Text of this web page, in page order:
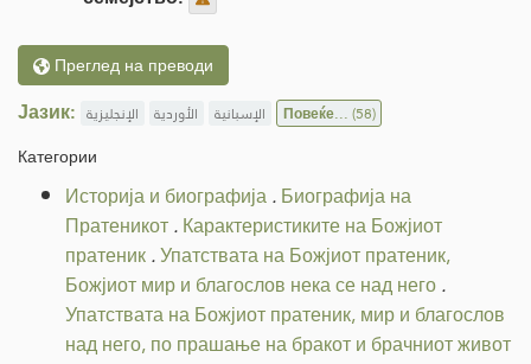
Преглед на преводи
Јазик: الإنجليزية الأوردية الإسبانية Повеќе...(58)
Категории
Историја и биографија.Биографија на
Пратеникот.Карактеристиките на Божјиот
пратеник.Упатствата на Божјиот пратеник,
Божјиот мир и благослов нека се над него.
Упатствата на Божјиот пратеник, мир и благослов
над него, по прашање на бракот и брачниот живот